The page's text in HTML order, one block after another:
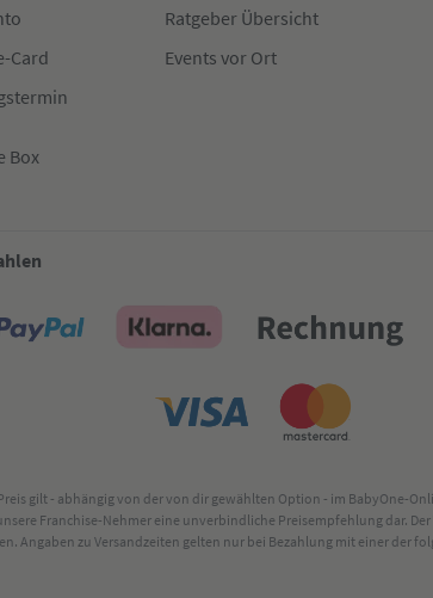
Card
Box
Ratgeber Übersicht
Events vor Ort
gilt - abhängig von der von dir gewählten Option - im BabyOne-
Franchise-Nehmer eine unverbindliche Preisempfehlung dar.
Angaben zu Versandzeiten gelten nur bei Bezahlung mit einer der